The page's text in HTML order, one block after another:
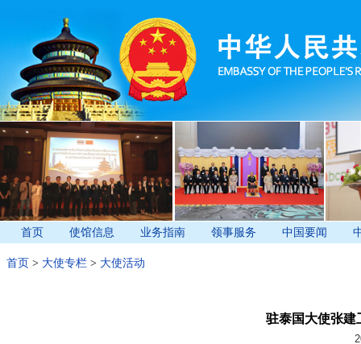
首页 使馆信息 业务指南 领事服务 中国要闻
首页 > 大使专栏 > 大使活动
驻泰国大使张建